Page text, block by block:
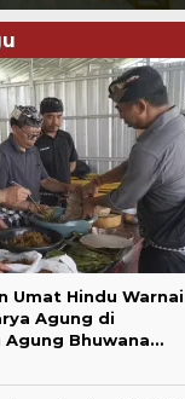
Umat Hindu Warnai
Agung di
Agung Bhuwana…